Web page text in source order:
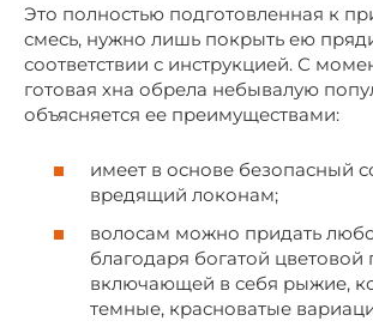
Это полностью подготовленная к
смесь, нужно лишь покрыть ею
соответствии с инструкцией. С
готовая хна обрела небывалую
объясняется ее преимуществами:
имеет в основе безопасный
вредящий локонам;
волосам можно придать
благодаря богатой цветовой
включающей в себя рыжие,
темные, красноватые